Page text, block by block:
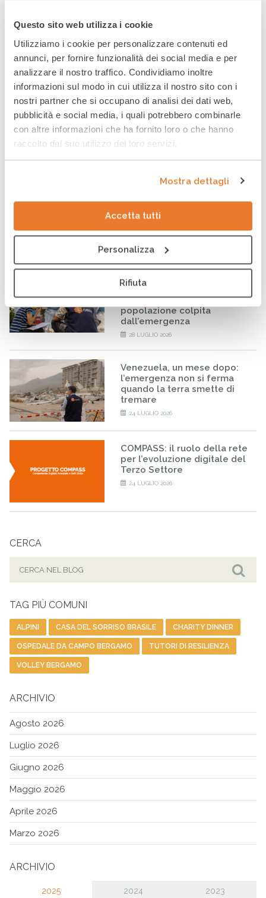
Questo sito web utilizza i cookie
Utilizziamo i cookie per personalizzare contenuti ed
annunci, per fornire funzionalità dei social media e per
analizzare il nostro traffico. Condividiamo inoltre
informazioni sul modo in cui utilizza il nostro sito con i
nostri partner che si occupano di analisi dei dati web,
pubblicità e social media, i quali potrebbero combinarle
con altre informazioni che ha fornito loro o che hanno
raccolto dal suo utilizzo dei loro servizi.
Mostra dettagli
Accetta tutti
Personalizza
Rifiuta
in Somalia, sostenere
l’allattamento significa
proteggere il futuro
Sudan, la guerra continua a
compromettere il futuro di
milioni di persone
debito con la Terra
30 LUGLIO 2026
Venezuela: CESVI e
Fondazione Prosolidar
insieme per sostenere la
popolazione colpita
dall’emergenza
28 LUGLIO 2026
Venezuela, un mese dopo:
l’emergenza non si ferma
quando la terra smette di
tremare
24 LUGLIO 2026
COMPASS: il ruolo della rete
per l’evoluzione digitale del
Terzo Settore
24 LUGLIO 2026
CERCA
TAG PIÙ COMUNI
ALPINI CASA DEL SORRISO BRASILE CHARITY DINNER
OSPEDALE DA CAMPO BERGAMO TUTORI DI RESILIENZA
VOLLEY BERGAMO
ARCHIVIO
Agosto 2026
Luglio 2026
Giugno 2026
Maggio 2026
Aprile 2026
Marzo 2026
ARCHIVIO
2025 2024 2023